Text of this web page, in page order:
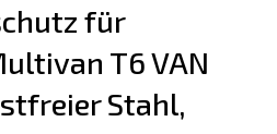
für
T6 VAN
Stahl,